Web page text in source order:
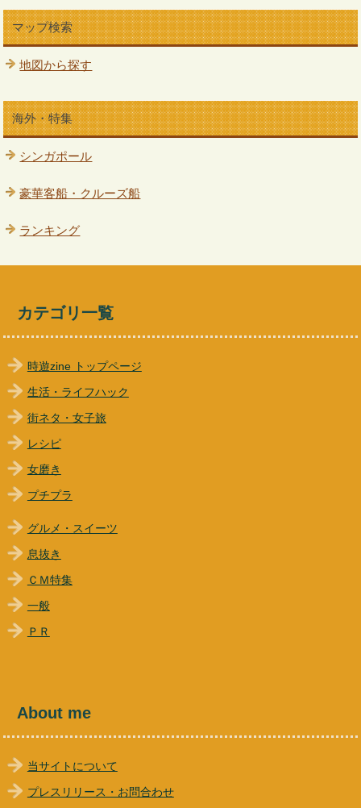
マップ検索
地図から探す
海外・特集
シンガポール
豪華客船・クルーズ船
ランキング
カテゴリ一覧
時遊zine トップページ
生活・ライフハック
街ネタ・女子旅
レシピ
女磨き
プチプラ
グルメ・スイーツ
息抜き
ＣＭ特集
一般
ＰＲ
About me
当サイトについて
プレスリリース・お問合わせ